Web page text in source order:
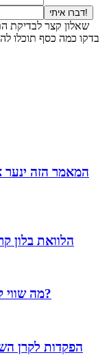
דברו איתי!
שאלון קצר לבדיקת
בדקו כמה כסף תוכלו
המאמר הזה
הלוואת בלון
מה שווי קרן השתלמות מעל התקרה בשנת 2022?
הפקדות לקרן